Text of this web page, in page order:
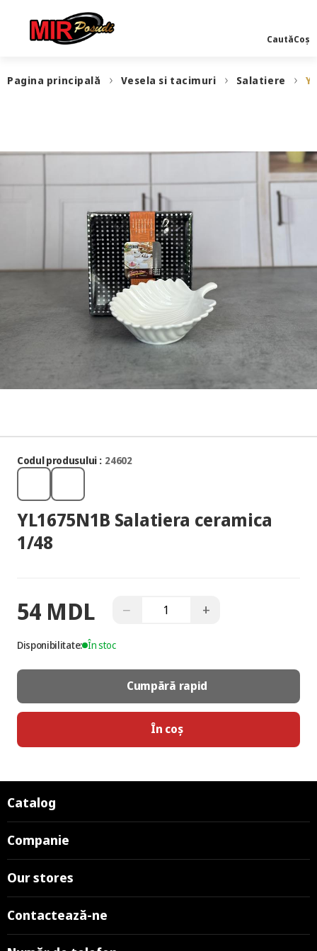
CautăCoș
Pagina principală Vesela si tacimuri Salatiere
Codul produsului : 24602
YL1675N1B Salatiera ceramica
1/48
54 MDL − +
Disponibilitate: În stoc
Cumpără rapid
În coș
Catalog
Companie
Our stores
Contactează-ne